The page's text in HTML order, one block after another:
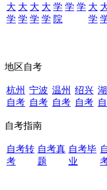
大
学
大
学
大
学
大
学
学
院
学 学 大
学
地区自考
杭州
自考
宁波
自考
温州
自考
绍兴
自考
自考指南
自考转
考
自考真
题
自考毕
业